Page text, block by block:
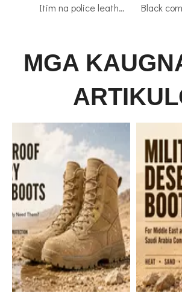
Itim na police leather na tactical boots 4112
MGA